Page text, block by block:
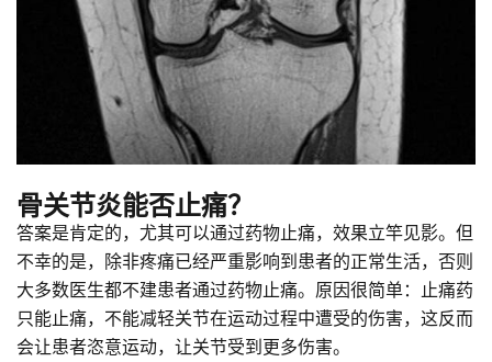
骨关节炎能否止痛？
答案是肯定的，尤其可以通过药物止痛，效果立竿见影。但
不幸的是，除非疼痛已经严重影响到患者的正常生活，否则
大多数医生都不建患者通过药物止痛。原因很简单：止痛药
只能止痛，不能减轻关节在运动过程中遭受的伤害，这反而
会让患者恣意运动，让关节受到更多伤害。